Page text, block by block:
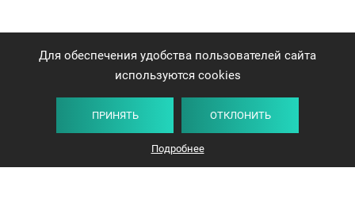
Для обеспечения удобства пользователей сайта
используются cookies
ПРИНЯТЬ ОТКЛОНИТЬ
Подробнее